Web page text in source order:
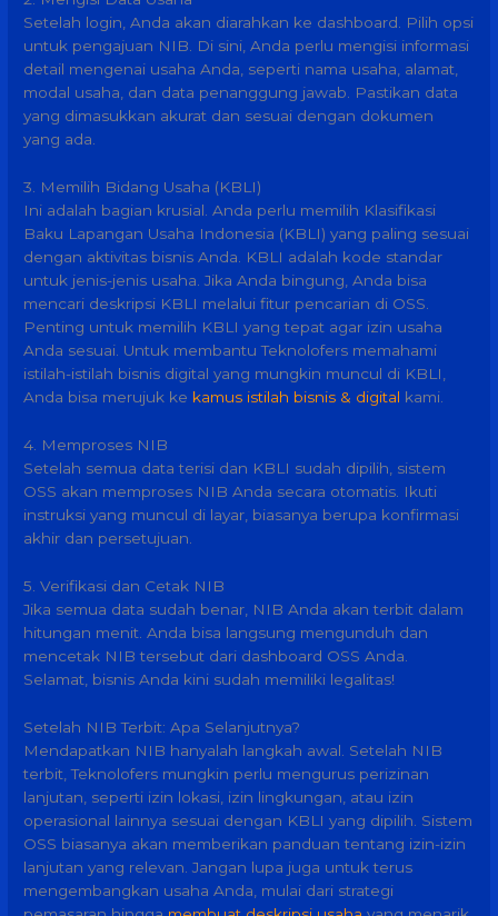
Setelah login, Anda akan diarahkan ke dashboard. Pilih opsi
untuk pengajuan NIB. Di sini, Anda perlu mengisi informasi
detail mengenai usaha Anda, seperti nama usaha, alamat,
modal usaha, dan data penanggung jawab. Pastikan data
yang dimasukkan akurat dan sesuai dengan dokumen
yang ada.
3. Memilih Bidang Usaha (KBLI)
Ini adalah bagian krusial. Anda perlu memilih Klasifikasi
Baku Lapangan Usaha Indonesia (KBLI) yang paling sesuai
dengan aktivitas bisnis Anda. KBLI adalah kode standar
untuk jenis-jenis usaha. Jika Anda bingung, Anda bisa
mencari deskripsi KBLI melalui fitur pencarian di OSS.
Penting untuk memilih KBLI yang tepat agar izin usaha
Anda sesuai. Untuk membantu Teknolofers memahami
istilah-istilah bisnis digital yang mungkin muncul di KBLI,
Anda bisa merujuk ke kamus istilah bisnis & digital kami.
4. Memproses NIB
Setelah semua data terisi dan KBLI sudah dipilih, sistem
OSS akan memproses NIB Anda secara otomatis. Ikuti
instruksi yang muncul di layar, biasanya berupa konfirmasi
akhir dan persetujuan.
5. Verifikasi dan Cetak NIB
Jika semua data sudah benar, NIB Anda akan terbit dalam
hitungan menit. Anda bisa langsung mengunduh dan
mencetak NIB tersebut dari dashboard OSS Anda.
Selamat, bisnis Anda kini sudah memiliki legalitas!
Setelah NIB Terbit: Apa Selanjutnya?
Mendapatkan NIB hanyalah langkah awal. Setelah NIB
terbit, Teknolofers mungkin perlu mengurus perizinan
lanjutan, seperti izin lokasi, izin lingkungan, atau izin
operasional lainnya sesuai dengan KBLI yang dipilih. Sistem
OSS biasanya akan memberikan panduan tentang izin-izin
lanjutan yang relevan. Jangan lupa juga untuk terus
mengembangkan usaha Anda, mulai dari strategi